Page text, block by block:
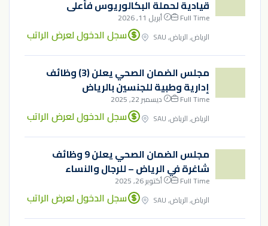
قيادية لحملة البكالوريوس فأعلى
Full Time
أبريل 11, 2026
الرياض, الرياض, SAU
سجل الدخول لعرض الراتب
مجلس الضمان الصحي يعلن (3) وظائف
إدارية وطبية للجنسين بالرياض
Full Time
ديسمبر 22, 2025
الرياض, الرياض, SAU
سجل الدخول لعرض الراتب
مجلس الضمان الصحي يعلن 9 وظائف
شاغرة في الرياض – للرجال والنساء
Full Time
أكتوبر 26, 2025
الرياض, الرياض, SAU
سجل الدخول لعرض الراتب